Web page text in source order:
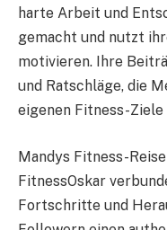
harte Arbeit und
gemacht und nutzt
motivieren. Ihre
und Ratschläge, die
eigenen Fitness-Ziele
Mandys Fitness-
FitnessOskar
Fortschritte und